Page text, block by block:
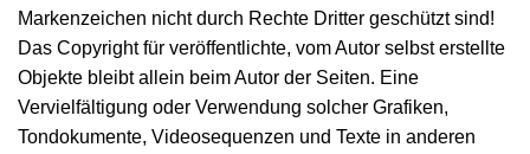
Markenzeichen nicht durch Rechte Dritter geschützt sind!
Das Copyright für veröffentlichte, vom Autor selbst erstellte
Objekte bleibt allein beim Autor der Seiten. Eine
Vervielfältigung oder Verwendung solcher Grafiken,
Tondokumente, Videosequenzen und Texte in anderen